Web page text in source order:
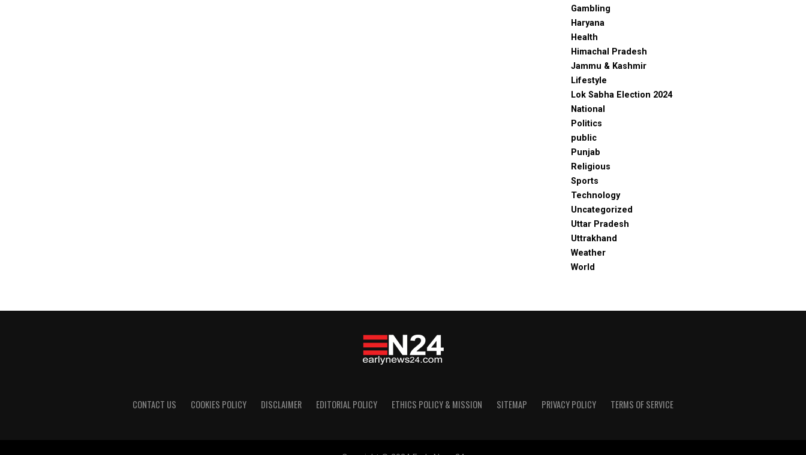
Gambling
Haryana
Health
Himachal Pradesh
Jammu & Kashmir
Lifestyle
Lok Sabha Election 2024
National
Politics
public
Punjab
Religious
Sports
Technology
Uncategorized
Uttar Pradesh
Uttrakhand
Weather
World
CONTACT US COOKIES POLICY DISCLAIMER EDITORIAL POLICY ETHICS POLICY & MISSION SITEMAP PRIVACY POLICY TERMS OF SERVICE